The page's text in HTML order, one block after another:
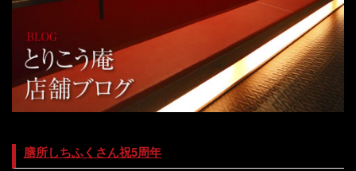
膳所しちふくさん祝5周年